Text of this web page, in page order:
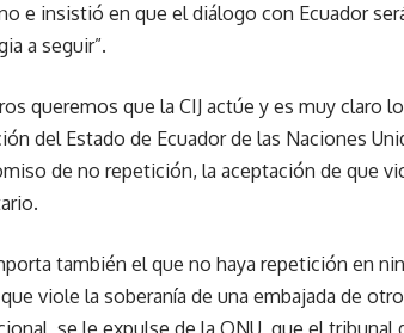
e insistió en que el diálogo con Ecuador
a seguir”.
queremos que la CIJ actúe y es muy claro
del Estado de Ecuador de las Naciones
de no repetición, la aceptación de que
también el que no haya repetición en
viole la soberanía de una embajada de